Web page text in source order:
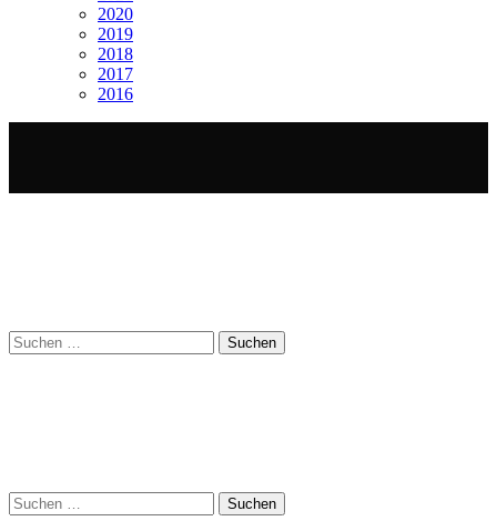
2020
2019
2018
2017
2016
Suchen
nach:
Suchen
nach: